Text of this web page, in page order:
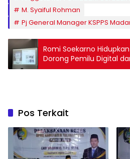
M. Syaiful Rohman
Pj General Manager KSPPS
Romi Soekarno
Dorong Pemilu Digital
Pos Terkait